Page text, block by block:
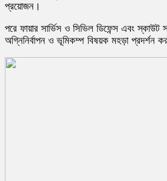
প্রয়োজন।
পরে ফায়ার সার্ভিস ও সিভিল ডিফেন্স এবং
অগ্নিনির্বাপন ও ভূমিকম্প বিষয়ক মহড়া প্রদর্শন